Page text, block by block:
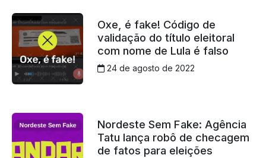
Oxe, é fake! Código de
validação do título eleitoral
com nome de Lula é falso
24 de agosto de 2022
Nordeste Sem Fake: Agência
Tatu lança robô de checagem
de fatos para eleições